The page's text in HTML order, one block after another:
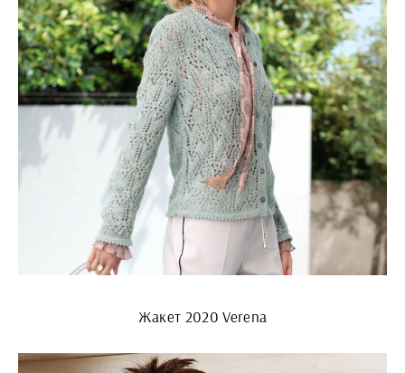
Жакет 2020 Verena